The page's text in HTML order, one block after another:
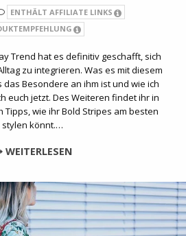
ENTHÄLT AFFILIATE LINKS
Trend hat es definitiv geschafft, sich
zu integrieren. Was es mit diesem
Besondere an ihm ist und wie ich
euch jetzt. Des Weiteren findet ihr in
wie ihr Bold Stripes am besten
stylen könnt.…
WEITERLESEN